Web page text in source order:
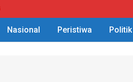
Nasional Peristiwa Politik